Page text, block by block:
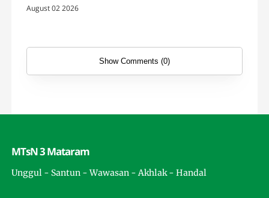
Workshop
August 02 2026
Show Comments (0)
MTsN 3 Mataram
Unggul - Santun - Wawasan - Akhlak - Handal